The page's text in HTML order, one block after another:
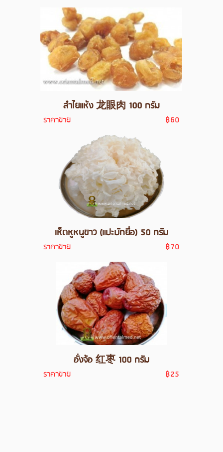
ลำไยแห้ง 龙眼肉 100 กรัม
ราคาขาย ฿60
เห็ดหูหนูขาว (แปะบักยื่อ) 50 กรัม
ราคาขาย ฿70
อั่งจ้อ 红枣 100 กรัม
ราคาขาย ฿25